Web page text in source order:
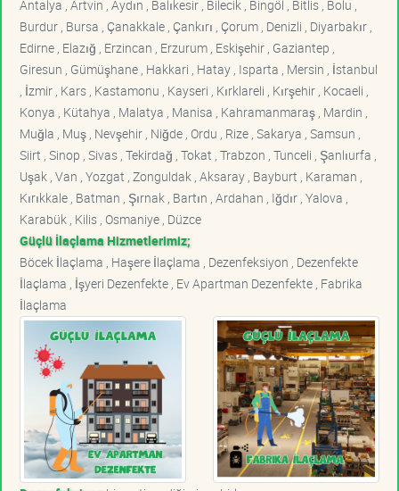
Antalya , Artvin , Aydın , Balıkesir , Bilecik , Bingöl , Bitlis , Bolu ,
Burdur , Bursa , Çanakkale , Çankırı , Çorum , Denizli , Diyarbakır ,
Edirne , Elazığ , Erzincan , Erzurum , Eskişehir , Gaziantep ,
Giresun , Gümüşhane , Hakkari , Hatay , Isparta , Mersin , İstanbul
, İzmir , Kars , Kastamonu , Kayseri , Kırklareli , Kırşehir , Kocaeli ,
Konya , Kütahya , Malatya , Manisa , Kahramanmaraş , Mardin ,
Muğla , Muş , Nevşehir , Niğde , Ordu , Rize , Sakarya , Samsun ,
Siirt , Sinop , Sivas , Tekirdağ , Tokat , Trabzon , Tunceli , Şanlıurfa ,
Uşak , Van , Yozgat , Zonguldak , Aksaray , Bayburt , Karaman ,
Kırıkkale , Batman , Şırnak , Bartın , Ardahan , Iğdır , Yalova ,
Karabük , Kilis , Osmaniye , Düzce
Güçlü İlaçlama Hizmetlerimiz;
Böcek İlaçlama , Haşere İlaçlama , Dezenfeksiyon , Dezenfekte
İlaçlama , İşyeri Dezenfekte , Ev Apartman Dezenfekte , Fabrika
İlaçlama